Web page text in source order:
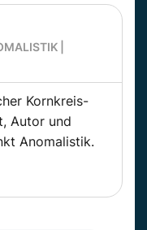
|
Kornkreis-
Autor und
Anomalistik.